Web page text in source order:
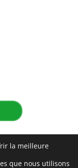
la meilleure
que nous utilisons